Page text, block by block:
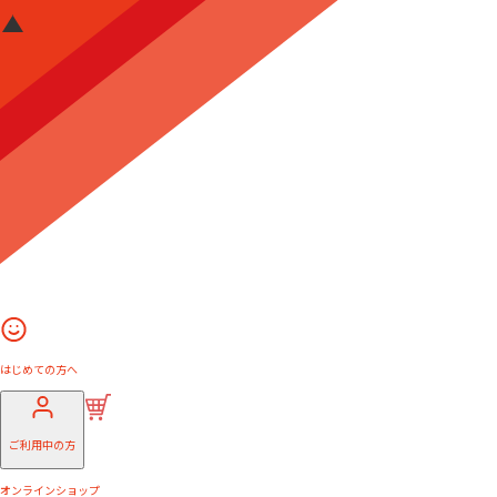
はじめての方へ
ご利用中の方
オンラインショップ